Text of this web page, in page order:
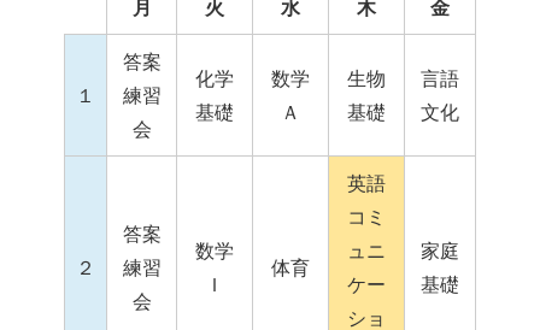
月 火 水 木 金
１
答案
練習
会
化学
基礎
数学
Ａ
生物
基礎
言語
文化
２
答案
練習
会
数学
Ｉ
体育
英語
コミ
ュニ
ケー
ショ
家庭
基礎